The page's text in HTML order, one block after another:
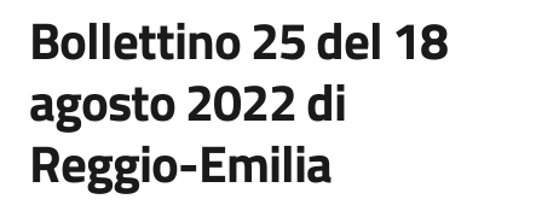
Difesa
sostenibile
Vivaismo
Bollettino 25 del 18
agosto 2022 di
Reggio-Emilia